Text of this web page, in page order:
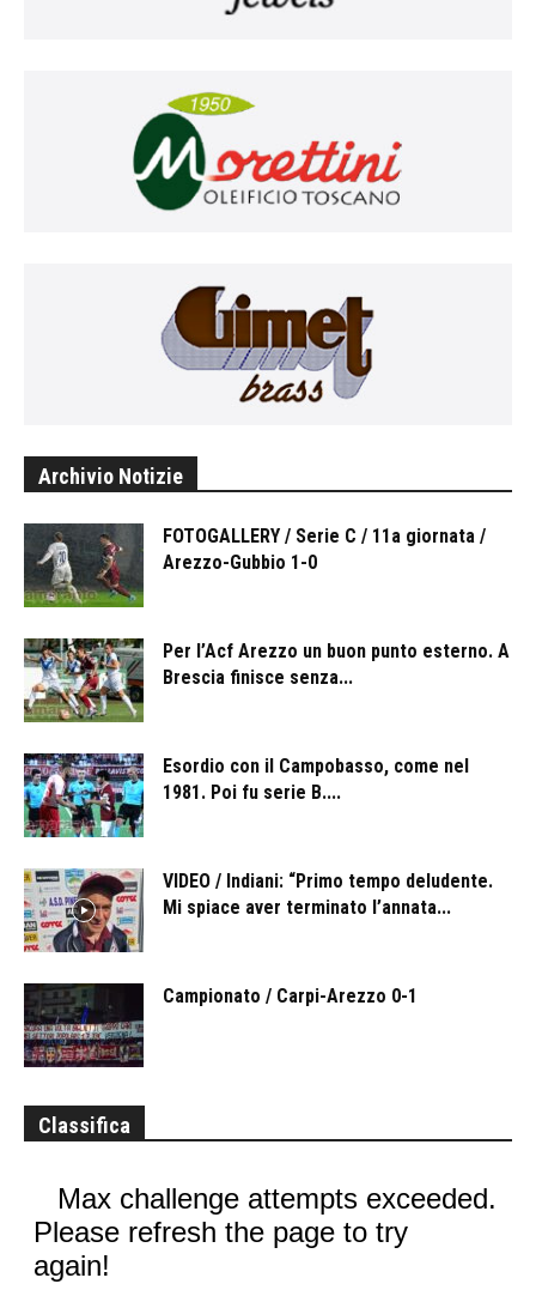
Archivio Notizie
FOTOGALLERY / Serie C / 11a giornata /
Arezzo-Gubbio 1-0
Per l’Acf Arezzo un buon punto esterno. A
Brescia finisce senza...
Esordio con il Campobasso, come nel
1981. Poi fu serie B....
VIDEO / Indiani: “Primo tempo deludente.
Mi spiace aver terminato l’annata...
Campionato / Carpi-Arezzo 0-1
Classifica